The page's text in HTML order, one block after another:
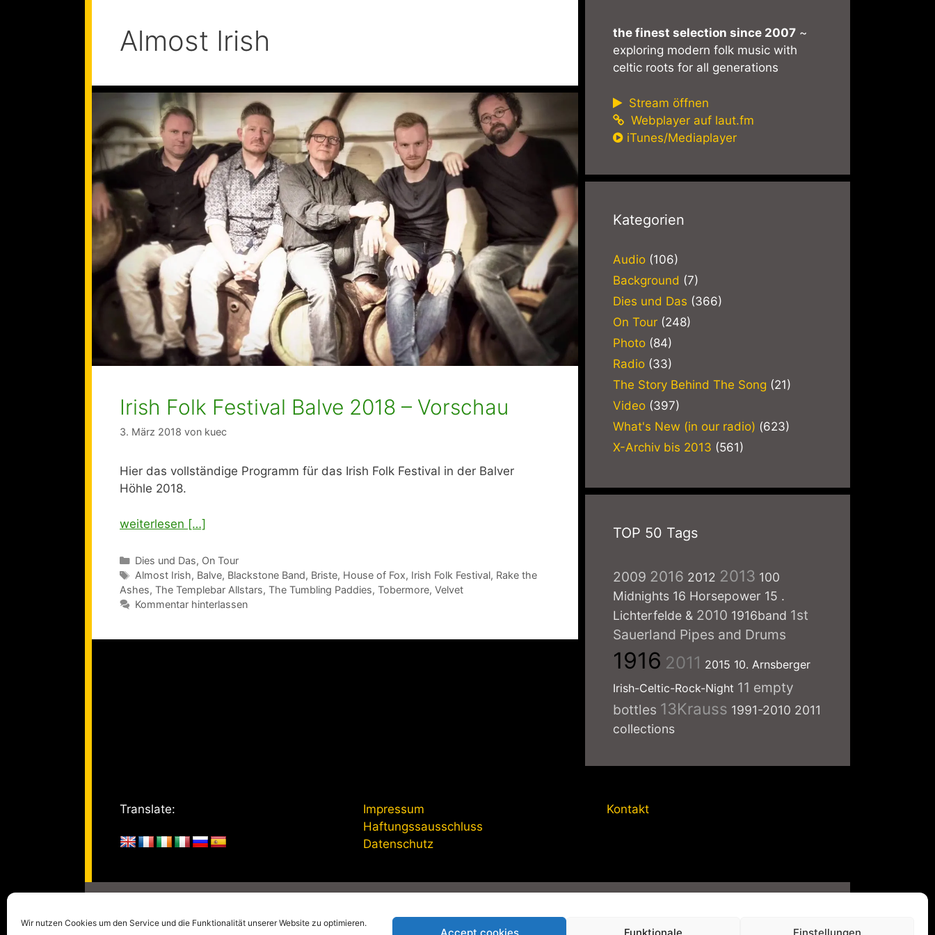
Wir nutzen Cookies um den Service und die Funktionalität unserer Website zu optimieren.
Accept cookies Funktionale Einstellungen
Almost Irish
Irish Folk Festival Balve 2018 – Vorschau
3. März 2018 von kuec
Hier das vollständige Programm für das Irish Folk Festival in der Balver
Höhle 2018.
weiterlesen […]
Kategorien
Dies und Das, On Tour
Schlagwörter
Almost Irish, Balve, Blackstone Band, Briste, House of Fox, Irish Folk Festival, Rake the
Ashes, The Templebar Allstars, The Tumbling Paddies, Tobermore, Velvet
Kommentar hinterlassen
the finest selection since 2007~
exploring modern folk music with
celtic roots for all generations
Stream öffnen
Webplayer auf laut.fm
iTunes/Mediaplayer
Kategorien
Audio(106)
Background (7)
Dies und Das (366)
On Tour(248)
Photo(84)
Radio(33)
The Story Behind The Song (21)
Video(397)
What's New (in our radio) (623)
X-Archiv bis 2013 (561)
TOP 50 Tags
2009 2016 2012 2013 100
Midnights 16 Horsepower 15 .
Lichterfelde & 2010 1916band 1st
Sauerland Pipes and Drums
1916 2011 2015 10. Arnsberger
Irish-Celtic-Rock-Night 11 empty
bottles 13Krauss 1991-2010 2011
collections
Translate:
Impressum
Haftungssausschluss
Datenschutz
Kontakt